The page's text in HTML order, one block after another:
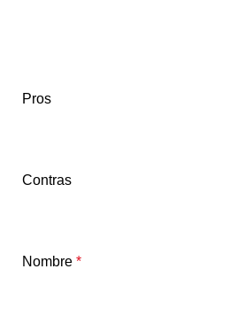
Pros
Contras
Nombre *